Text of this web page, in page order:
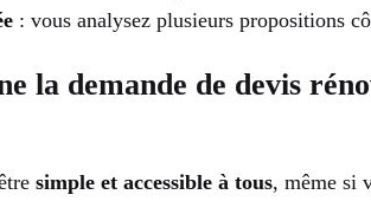
: vous analysez plusieurs propositions
la demande de devis
simple et accessible à tous, même si